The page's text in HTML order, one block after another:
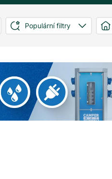
Populární filtry